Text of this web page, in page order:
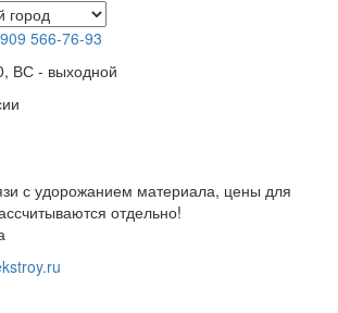
566-76-93
ВС - выходной
с удорожанием материала, цены для
отдельно!